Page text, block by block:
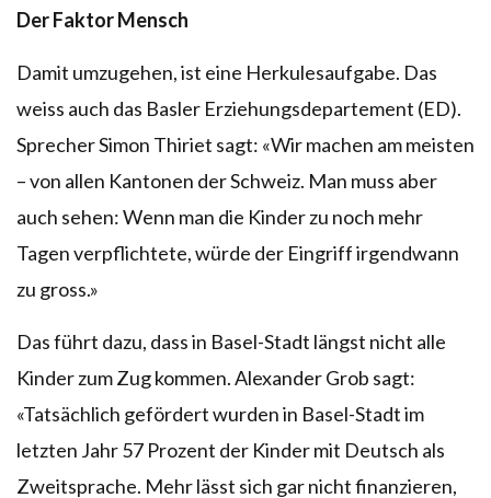
Der Faktor Mensch
Damit umzugehen, ist eine Herkulesaufgabe. Das
weiss auch das Basler Erziehungsdepartement (ED).
Sprecher Simon Thiriet sagt: «Wir machen am meisten
– von allen Kantonen der Schweiz. Man muss aber
auch sehen: Wenn man die Kinder zu noch mehr
Tagen verpflichtete, würde der Eingriff irgendwann
zu gross.»
Das führt dazu, dass in Basel-Stadt längst nicht alle
Kinder zum Zug kommen. Alexander Grob sagt:
«Tatsächlich gefördert wurden in Basel-Stadt im
letzten Jahr 57 Prozent der Kinder mit Deutsch als
Zweitsprache. Mehr lässt sich gar nicht finanzieren,